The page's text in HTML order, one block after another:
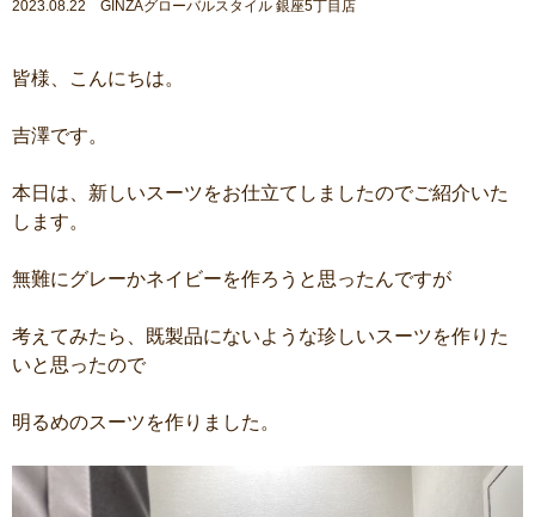
2023.08.22 GINZAグローバルスタイル 銀座5丁目店
皆様、こんにちは。
吉澤です。
本日は、新しいスーツをお仕立てしましたのでご紹介いた
します。
無難にグレーかネイビーを作ろうと思ったんですが
考えてみたら、既製品にないような珍しいスーツを作りた
いと思ったので
明るめのスーツを作りました。